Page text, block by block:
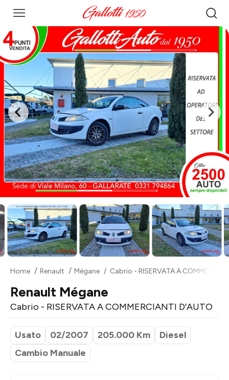
Home Renault Mégane Cabrio - RISERVATA A
Renault Mégane
Cabrio - RISERVATA A COMMERCIANTI D’AUTO
Usato 02/2007 205.000 Km
Diesel
Cambio Manuale